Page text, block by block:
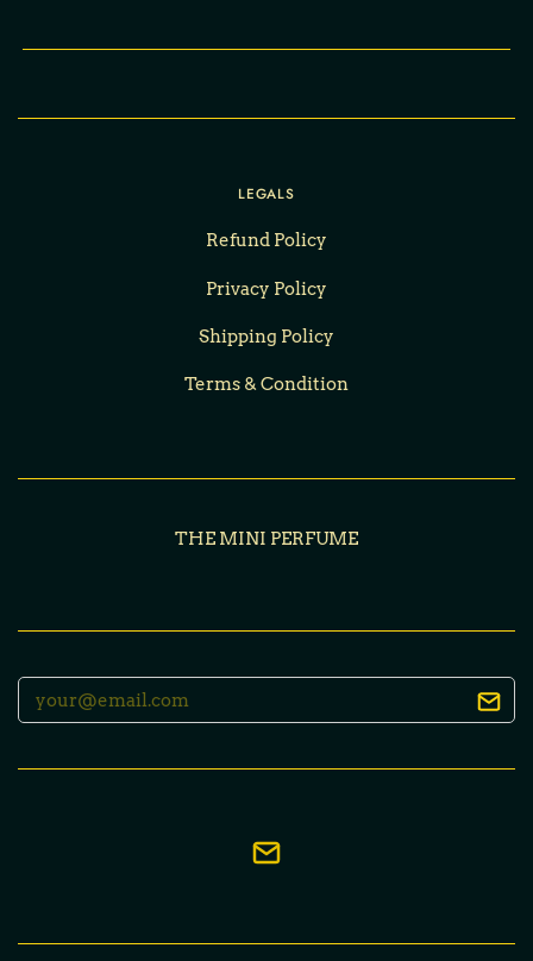
LEGALS
Refund Policy
Privacy Policy
Shipping Policy
Terms & Condition
THE MINI PERFUME